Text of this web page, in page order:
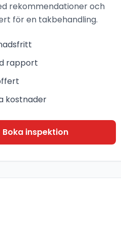
rekommendationer och
för en takbehandling.
rapport
kostnader
Boka inspektion